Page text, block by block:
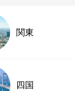
関東
四国